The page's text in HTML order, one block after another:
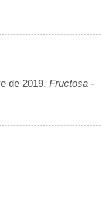
de 2019. Fructosa -